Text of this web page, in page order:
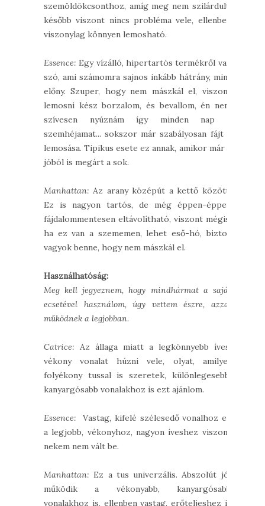
szemöldökcsonthoz, amíg meg nem szilárdult,
később viszont nincs probléma vele, ellenben
viszonylag könnyen lemosható.
Essence: Egy vízálló, hipertartós termékről van
szó, ami számomra sajnos inkább hátrány, mint
előny. Szuper, hogy nem mászkál el, viszont
lemosni kész borzalom, és bevallom, én nem
szívesen nyúznám így minden nap a
szemhéjamat... sokszor már szabályosan fájt a
lemosása. Tipikus esete ez annak, amikor már a
jóból is megárt a sok.
Manhattan: Az arany középút a kettő között.
Ez is nagyon tartós, de még éppen-éppen
fájdalommentesen eltávolítható, viszont mégis,
ha ez van a szememen, lehet eső-hó, biztos
vagyok benne, hogy nem mászkál el.
Használhatóság:
Meg kell jegyeznem, hogy mindhármat a saját
ecsetével használom, úgy vettem észre, azzal
működnek a legjobban.
Catrice: Az állaga miatt a legkönnyebb íves,
vékony vonalat húzni vele, olyat, amilyet
folyékony tussal is szeretek, különlegesebb,
kanyargósabb vonalakhoz is ezt ajánlom.
Essence:Vastag, kifelé szélesedő vonalhoz ez
a legjobb, vékonyhoz, nagyon íveshez viszont
nekem nem vált be.
Manhattan: Ez a tus univerzális. Abszolút jól
működik a vékonyabb, kanyargósabb
vonalakhoz is, ellenben vastag, erőteljeshez is